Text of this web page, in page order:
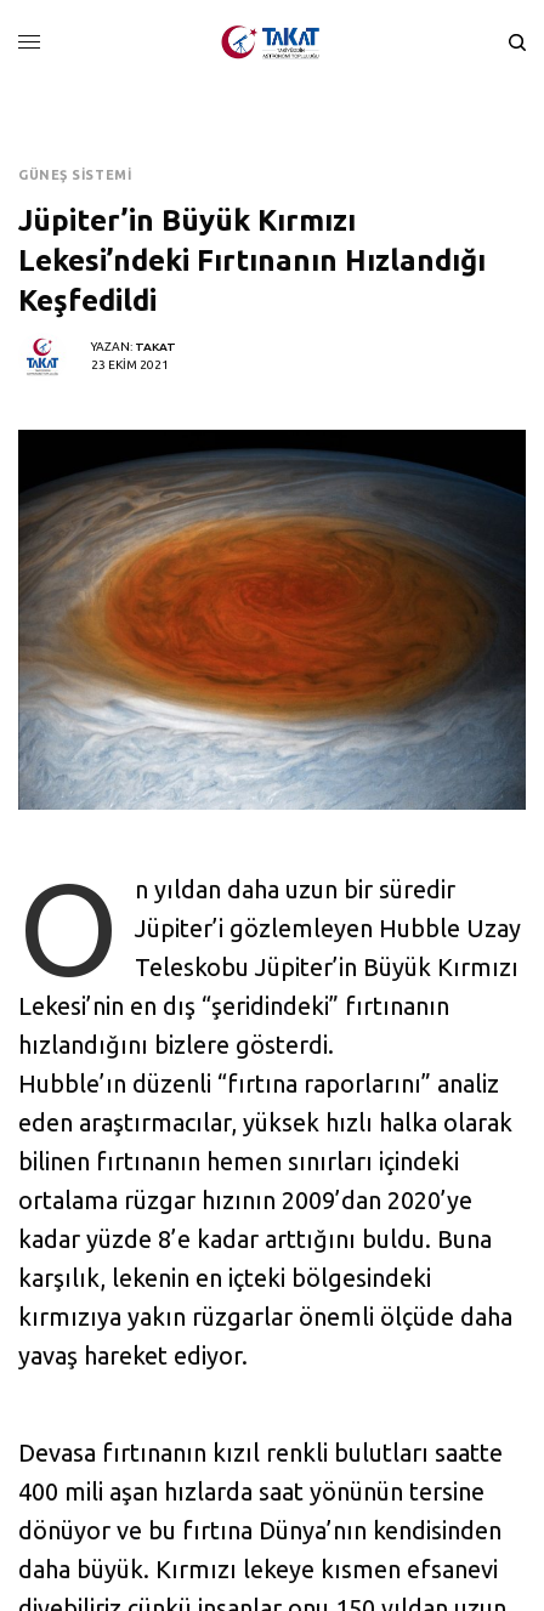
GÜNEŞ SISTEMI
Jüpiter’in Büyük Kırmızı
Lekesi’ndeki Fırtınanın Hızlandığı
Keşfedildi
YAZAN: TAKAT
23 EKIM 2021
O
n yıldan daha uzun bir süredir
Jüpiter’i gözlemleyen Hubble Uzay
Teleskobu Jüpiter’in Büyük Kırmızı
Lekesi’nin en dış “şeridindeki” fırtınanın
hızlandığını bizlere gösterdi.
Hubble’ın düzenli “fırtına raporlarını” analiz
eden araştırmacılar, yüksek hızlı halka olarak
bilinen fırtınanın hemen sınırları içindeki
ortalama rüzgar hızının 2009’dan 2020’ye
kadar yüzde 8’e kadar arttığını buldu. Buna
karşılık, lekenin en içteki bölgesindeki
kırmızıya yakın rüzgarlar önemli ölçüde daha
yavaş hareket ediyor.
Devasa fırtınanın kızıl renkli bulutları saatte
400 mili aşan hızlarda saat yönünün tersine
dönüyor ve bu fırtına Dünya’nın kendisinden
daha büyük. Kırmızı lekeye kısmen efsanevi